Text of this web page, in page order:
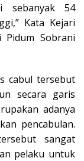
sebanyak 54
Kata Kejari
Pidum Sobrani
cabul tersebut
secara garis
adanya
pencabulan.
sangat
pelaku untuk